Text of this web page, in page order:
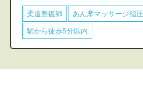
柔道整復師 あん摩マッサージ指
駅から徒歩5分以内